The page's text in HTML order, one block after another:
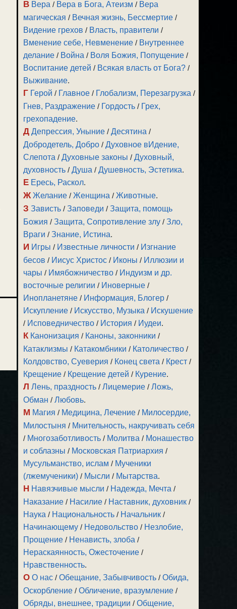
В Вера / Вера в Бога, Атеизм / Вера
магическая / Вечная жизнь, Бессмертие /
Видение грехов / Власть, правители /
Вменение себе, Невменение / Внутреннее
делание / Война / Воля Божия, Попущение /
Воспитание детей / Всякая власть от Бога? /
Выживание.
Г Герой / Главное / Глобализм, Перезагрузка /
Гнев, Раздражение / Гордость / Грех,
грехопадение.
Д Депрессия, Уныние /Десятина /
Добродетель, Добро /Духовное вИдение,
Слепота /Духовные законы /Духовный,
духовность /Душа /Душевность, Эстетика.
Е Ересь, Раскол.
Ж Желание /Женщина /Животные.
З Зависть /Заповеди /Защита, помощь
Божия /Защита, Сопротивление злу /Зло,
Враги /Знание, Истина.
И Игры / Известные личности / Изгнание
бесов / Иисус Христос / Иконы / Иллюзии и
чары / Имябожничество / Индуизм и др.
восточные религии / Иноверные /
Инопланетяне / Информация, Блогер /
Искупление / Искусство, Музыка / Искушение
/ Исповедничество / История / Иудеи.
К Канонизация / Каноны, законники /
Катаклизмы / Катакомбники / Католичество /
Колдовство, Суеверия / Конец света / Крест /
Крещение / Крещение детей / Курение.
Л Лень, праздность /Лицемерие /Ложь,
Обман /Любовь.
М Магия / Медицина, Лечение / Милосердие,
Милостыня / Мнительность, накручивать себя
/ Многозаботливость / Молитва / Монашество
и соблазны / Московская Патриархия /
Мусульманство, ислам / Мученики
(лжемученики) / Мысли / Мытарства.
Н Навязчивые мысли / Надежда, Мечта /
Наказание / Насилие / Наставник, духовник /
Наука / Национальность / Начальник /
Начинающему / Недовольство / Незлобие,
Прощение / Ненависть, злоба /
Нераскаянность, Ожесточение /
Нравственность.
О О нас /Обещание, Забывчивость /Обида,
Оскорбление /Обличение, вразумление /
Обряды, внешнее, традиции /Общение,